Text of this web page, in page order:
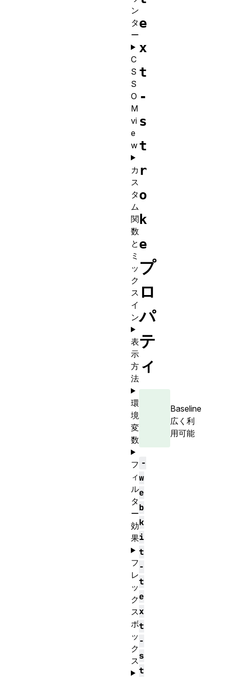
e
x
t
-
s
t
r
o
k
e
プ
ロ
パ
テ
ィ
Baseline
広く利
用可能
-
w
e
b
k
i
t
-
t
e
x
t
-
s
t
ン
タ
ー
C
S
S
O
M
vi
e
w
カ
ス
タ
ム
関
数
と
ミ
ッ
ク
ス
イ
ン
表
示
方
法
環
境
変
数
フ
ィ
ル
タ
ー
効
果
フ
レ
ッ
ク
ス
ボ
ッ
ク
ス